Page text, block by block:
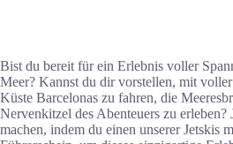
Bist du bereit für ein Erlebnis voller
Meer? Kannst du dir vorstellen, mit
Küste Barcelonas zu fahren, die
Nervenkitzel des Abenteuers zu erleben?
machen, indem du einen unserer Jetskis